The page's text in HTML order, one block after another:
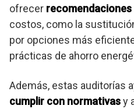
ofrecer
costos, como la
por opciones más
prácticas de ahorro
Además, estas auditorías
cumplir con normativasy